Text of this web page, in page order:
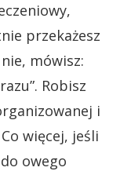
przekażesz
mówisz:
Robisz
i
więcej, jeśli
owego